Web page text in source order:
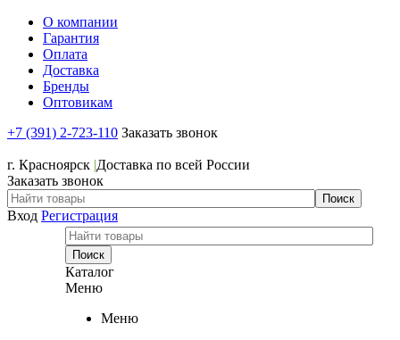
О компании
Гарантия
Оплата
Доставка
Бренды
Оптовикам
+7 (391) 2-723-110 Заказать звонок
г. Красноярск |Доставка по всей России
Заказать звонок
Вход Регистрация
Каталог
Меню
Меню